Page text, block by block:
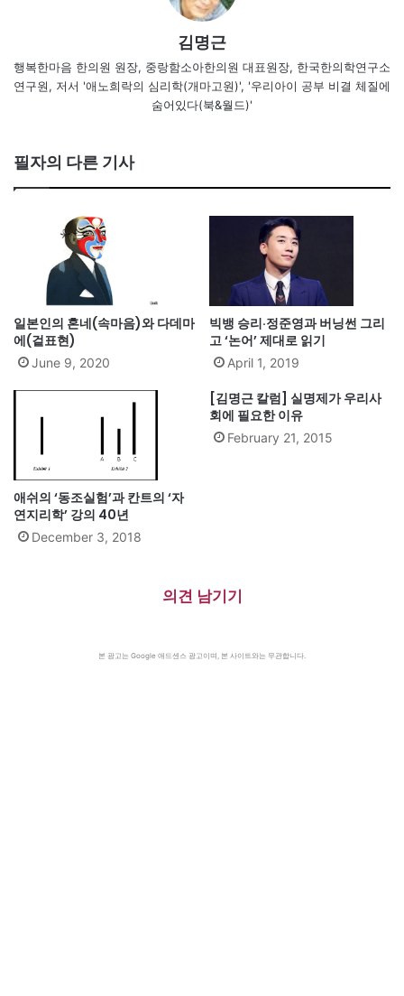
김명근
행복한마음 한의원 원장, 중랑함소아한의원 대표원장, 한국한의학연구소
연구원, 저서 '애노희락의 심리학(개마고원)', '우리아이 공부 비결 체질에
숨어있다(북&월드)'
필자의 다른 기사
일본인의 혼네(속마음)와 다데마
에(겉표현)
June 9, 2020
빅뱅 승리·정준영과 버닝썬 그리
고 ‘논어’ 제대로 읽기
April 1, 2019
애쉬의 ‘동조실험’과 칸트의 ‘자
연지리학’ 강의 40년
December 3, 2018
[김명근 칼럼] 실명제가 우리사
회에 필요한 이유
February 21, 2015
의견 남기기
본 광고는 Google 애드센스 광고이며, 본 사이트와는 무관합니다.